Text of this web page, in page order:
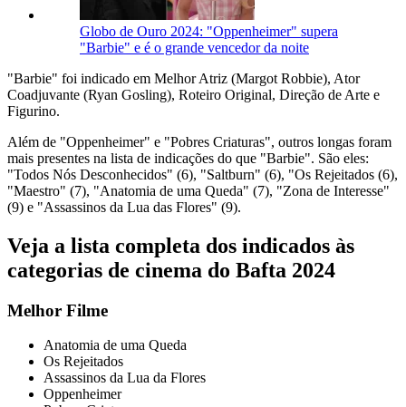
Globo de Ouro 2024: "Oppenheimer" supera
"Barbie" e é o grande vencedor da noite
"Barbie" foi indicado em Melhor Atriz (Margot Robbie), Ator
Coadjuvante (Ryan Gosling), Roteiro Original, Direção de Arte e
Figurino.
Além de "Oppenheimer" e "Pobres Criaturas", outros longas foram
mais presentes na lista de indicações do que "Barbie". São eles:
"Todos Nós Desconhecidos" (6), "Saltburn" (6), "Os Rejeitados (6),
"Maestro" (7), "Anatomia de uma Queda" (7), "Zona de Interesse"
(9) e "Assassinos da Lua das Flores" (9).
Veja a lista completa dos indicados às
categorias de cinema do Bafta 2024
Melhor Filme
Anatomia de uma Queda
Os Rejeitados
Assassinos da Lua da Flores
Oppenheimer